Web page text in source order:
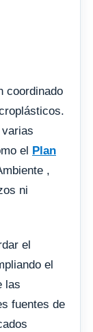
coordinado
el
Plan
,
ni
el
el
las
fuentes de